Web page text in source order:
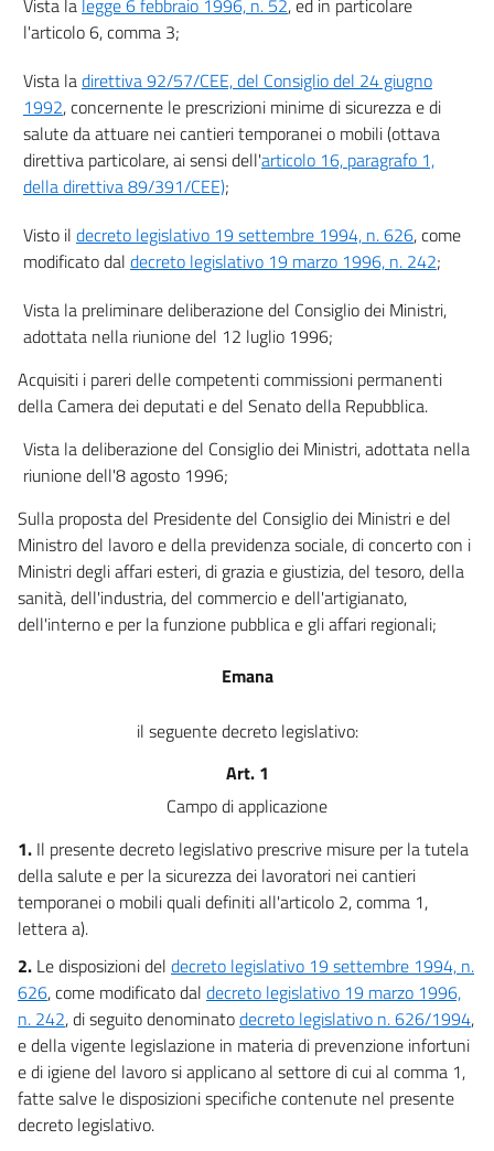
24
25
Allegati
Allegato I
Allegato I
Allegato II
Allegato III
Allegato IV
Allegato V
Vista la legge 6 febbraio 1996, n. 52, ed in particolare
l'articolo 6, comma 3;
Vista ladirettiva 92/57/CEE, del Consiglio del 24 giugno
1992, concernente le prescrizioni minime di sicurezza e di
salute da attuare nei cantieri temporanei o mobili (ottava
direttiva particolare, ai sensi dell'articolo 16, paragrafo 1,
della direttiva 89/391/CEE);
Visto il decreto legislativo 19 settembre 1994, n. 626, come
modificato dal decreto legislativo 19 marzo 1996, n. 242;
Vista la preliminare deliberazione del Consiglio dei Ministri,
adottata nella riunione del 12 luglio 1996;
Acquisiti i pareri delle competenti commissioni permanenti
della Camera dei deputati e del Senato della Repubblica.
Vista la deliberazione del Consiglio dei Ministri, adottata nella
riunione dell'8 agosto 1996;
Sulla proposta del Presidente del Consiglio dei Ministri e del
Ministro del lavoro e della previdenza sociale, di concerto con i
Ministri degli affari esteri, di grazia e giustizia, del tesoro, della
sanità, dell'industria, del commercio e dell'artigianato,
dell'interno e per la funzione pubblica e gli affari regionali;
Emana
il seguente decreto legislativo:
Art. 1
Campo di applicazione
1. Il presente decreto legislativo prescrive misure per la tutela
della salute e per la sicurezza dei lavoratori nei cantieri
temporanei o mobili quali definiti all'articolo 2, comma 1,
lettera a).
2. Le disposizioni del decreto legislativo 19 settembre 1994, n.
626, come modificato dal decreto legislativo 19 marzo 1996,
n. 242, di seguito denominatodecreto legislativo n. 626/1994,
e della vigente legislazione in materia di prevenzione infortuni
e di igiene del lavoro si applicano al settore di cui al comma 1,
fatte salve le disposizioni specifiche contenute nel presente
decreto legislativo.